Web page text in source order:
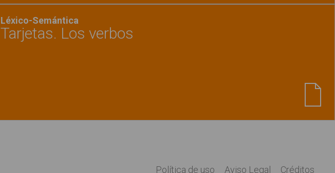
Léxico-Semántica
Tarjetas. Los verbos
Política de uso Aviso Legal Créditos